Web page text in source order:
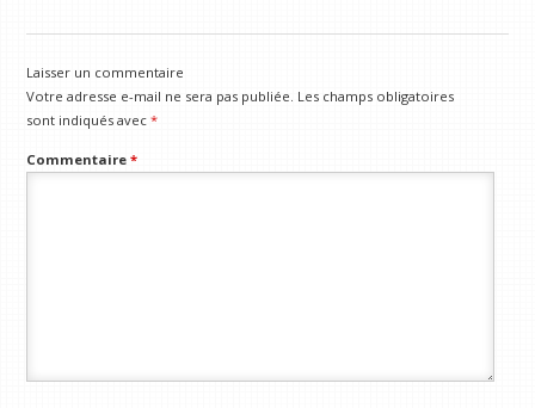
Laisser un commentaire
Votre adresse e-mail ne sera pas publiée. Les champs obligatoires
sont indiqués avec*
Commentaire*